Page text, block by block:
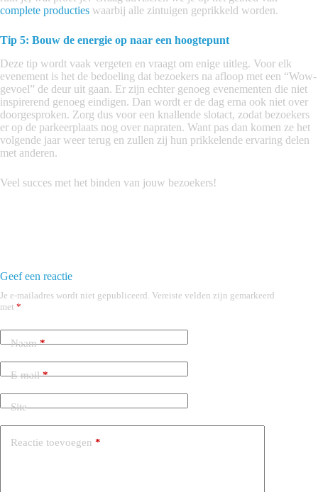
complete producties waarbij alle zintuigen geprikkeld worden.
Tip 5: Bouw de energie op naar een hoogtepunt
Deze tip wordt vaak vergeten en vraagt om enige uitleg. Voor elk
evenement is het de bedoeling dat bezoekers na afloop met een “Wow-
gevoel” de deur uit gaan. Er zijn echter genoeg evenementen die niet
inspirerend genoeg eindigen. Dan wordt er de dag erna ook niet over
doorgesproken. Zorg dus voor een knallende slotact, zodat bezoekers
er op de parkeerplaats nog over napraten. Want pas dan komen ze het
volgende jaar weer terug en zullen zij hun prikkelende ervaring delen
met anderen.
Veel succes met het binden van jouw bezoekers!
Geef een reactie
Je e-mailadres wordt niet gepubliceerd. Vereiste velden zijn gemarkeerd
met *
Naam*
E-mail*
Site
Reactie toevoegen *